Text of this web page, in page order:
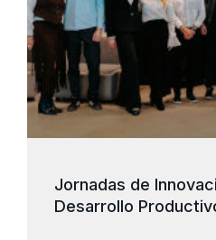
Jornadas de
Desarrollo